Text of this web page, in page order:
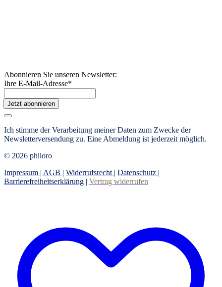
Abonnieren Sie unseren Newsletter:
Ihre E-Mail-Adresse*
Jetzt abonnieren
Ich stimme der Verarbeitung meiner Daten zum Zwecke der
Newsletterversendung zu. Eine Abmeldung ist jederzeit möglich.
© 2026 philoro
Impressum | AGB | Widerrufsrecht | Datenschutz |
Barrierefreiheitserklärung | Vertrag widerrufen